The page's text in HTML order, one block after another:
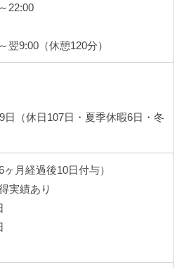
22:00
翌9:00（休憩120分）
日（休日107日・夏季休暇6日・冬
月経過後10日付与）
実績あり